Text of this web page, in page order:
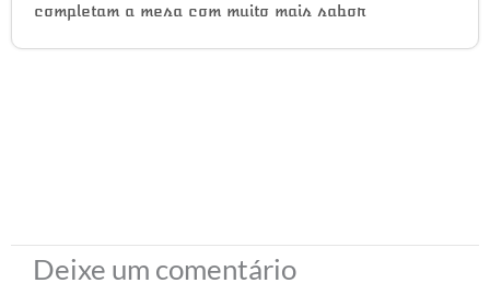
completam a mesa com muito mais sabor
Deixe um comentário